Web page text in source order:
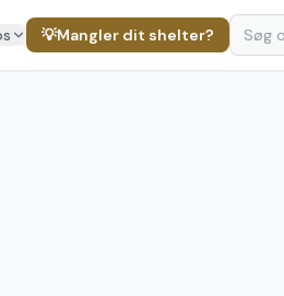
💡Mangler dit shelter?